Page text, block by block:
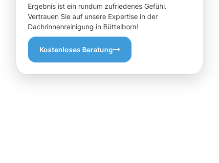
Ergebnis ist ein rundum zufriedenes Gefühl.
Vertrauen Sie auf unsere Expertise in der
Dachrinnenreinigung in Büttelborn!
Kostenloses Beratung